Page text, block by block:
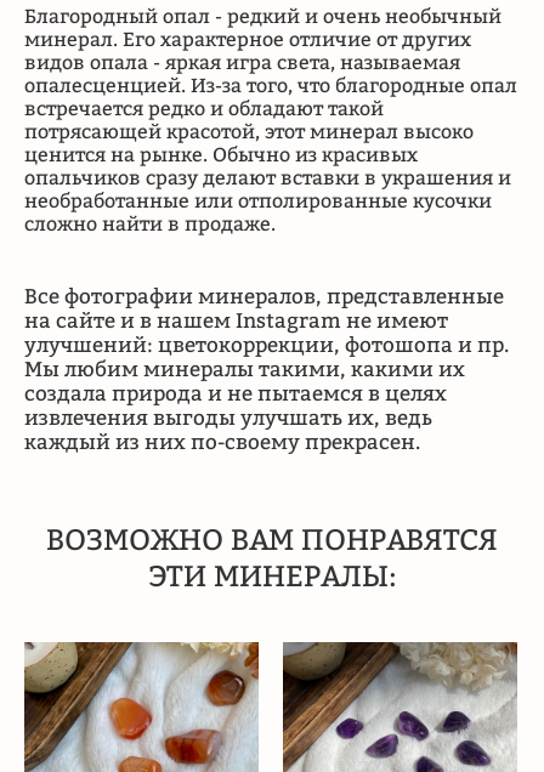
Благородный опал - редкий и очень необычный
минерал. Его характерное отличие от других
видов опала - яркая игра света, называемая
опалесценцией. Из-за того, что благородные опал
встречается редко и обладают такой
потрясающей красотой, этот минерал высоко
ценится на рынке. Обычно из красивых
опальчиков сразу делают вставки в украшения и
необработанные или отполированные кусочки
сложно найти в продаже.
Все фотографии минералов, представленные
на сайте и в нашем Instagram не имеют
улучшений: цветокоррекции, фотошопа и пр.
Мы любим минералы такими, какими их
создала природа и не пытаемся в целях
извлечения выгоды улучшать их, ведь
каждый из них по-своему прекрасен.
ВОЗМОЖНО ВАМ ПОНРАВЯТСЯ
ЭТИ МИНЕРАЛЫ: